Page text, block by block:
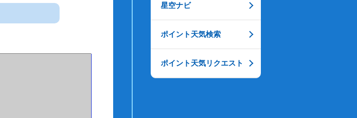
星空ナビ
ポイント天気検索
ポイント天気リクエスト